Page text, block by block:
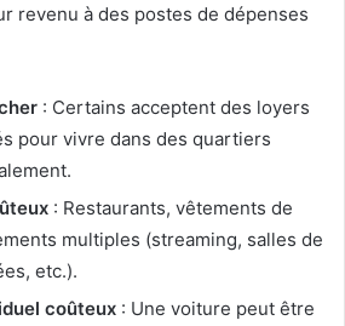
revenu à des postes de dépenses
: Certains acceptent des loyers
pour vivre dans des quartiers
: Restaurants, vêtements de
multiples (streaming, salles de
etc.).
coûteux : Une voiture peut être